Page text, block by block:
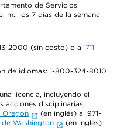
de Servicios
m., los 7 días de la semana
2000 (sin costo) o al 711
de idiomas: 1-800-324-8010
licencia, incluyendo el
acciones disciplinarias,
Oregon
(en inglés) al 971-
Washington
(en inglés)